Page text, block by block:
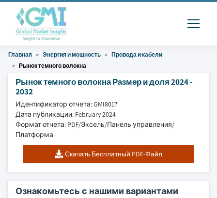
Главная Энергия и мощность
Провода и кабели
Рынок темного волокна
Рынок темного волокна Размер и доля 2024 -
2032
Идентификатор отчета: GMI8017
Дата публикации: February 2024
Формат отчета: PDF/Эксель/Панель управления/
Платформа
Скачать Бесплатный PDF-Файл
Ознакомьтесь с нашими вариантами